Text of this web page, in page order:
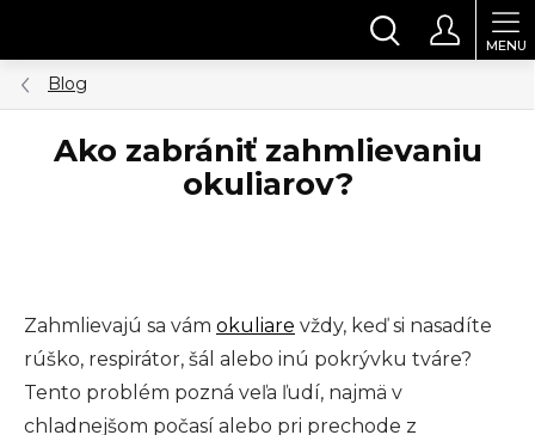
obsah
HĽADAŤ
Blog
Ako zabrániť zahmlievaniu
okuliarov?
Zahmlievajú sa vám okuliare vždy, keď si nasadíte
rúško, respirátor, šál alebo inú pokrývku tváre?
Tento problém pozná veľa ľudí, najmä v
chladnejšom počasí alebo pri prechode z